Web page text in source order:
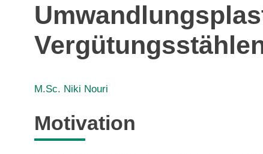
M.Sc. Niki Nouri
Motivation